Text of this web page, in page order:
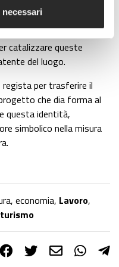
che vi vivono e gli
più sostenibili
catalizzare queste
del luogo.
regista per trasferire il
che dia forma al
questa identità,
simbolico nella misura
, economia, Lavoro,
turismo